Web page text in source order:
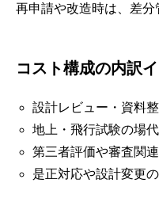
再申請や改造時は、差分
コスト構成の内訳
設計レビュー・資料
地上・飛行試験の場
第三者評価や審査関
是正対応や設計変更